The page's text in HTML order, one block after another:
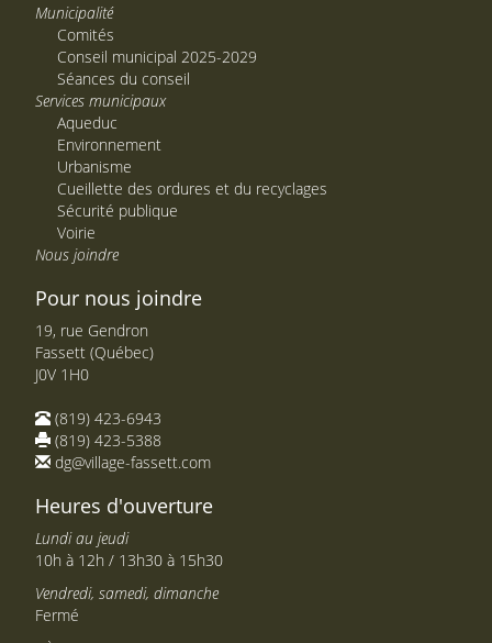
Municipalité
Comités
Conseil municipal 2025-2029
Séances du conseil
Services municipaux
Aqueduc
Environnement
Urbanisme
Cueillette des ordures et du recyclages
Sécurité publique
Voirie
Nous joindre
Pour nous joindre
19, rue Gendron
Fassett (Québec)
J0V 1H0
(819) 423-6943
(819) 423-5388
dg@village-fassett.com
Heures d'ouverture
Lundi au jeudi
10h à 12h / 13h30 à 15h30
Vendredi, samedi, dimanche
Fermé